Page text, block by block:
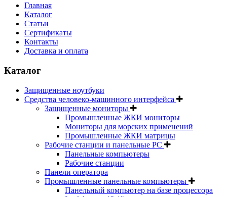
Главная
Каталог
Статьи
Сертификаты
Контакты
Доставка и оплата
Каталог
Защищенные ноутбуки
Средства человеко-машинного интерфейса
Защищенные мониторы
Промышленные ЖКИ мониторы
Мониторы для морских применений
Промышленные ЖКИ матрицы
Рабочие станции и панельные РС
Панельные компьютеры
Рабочие станции
Панели оператора
Промышленные панельные компьютеры
Панельный компьютер на базе процессора